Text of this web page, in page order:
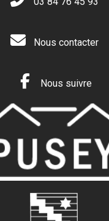
Nous contacter
Nous suivre